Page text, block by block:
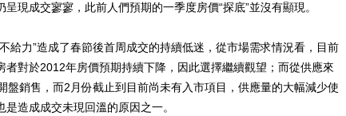
現成交寥寥，此前人們預期的一季度房價“探底”並沒有顯現。
力”造成了春節後首周成交的持續低迷，從市場需求情況看，目前
者對於2012年房價預期持續下降，因此選擇繼續觀望；而從供應來
盤銷售，而2月份截止到目前尚未有入市項目，供應量的大幅減少使
造成成交未現回溫的原因之一。